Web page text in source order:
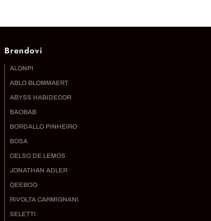
Brendovi
ALONPI
ABLO BLOMMAERT
ABYSS HABIDECOR
BAOBAB
BORDALLO PINHEIRO
BOSA
CELSO DE LEMOS
JONATHAN ADLER
QEEBOO
RIVOLTA CARMIGNANI
SELETTI